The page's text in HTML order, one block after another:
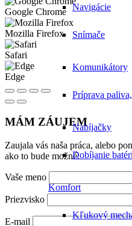
Navigácie
Komunikátory
Nabíjačky
Komfort
Snímače
Príprava
Dobíjanie
Kľukový
Google Chrome
Mozilla Firefox
Safari
Edge
MÁM ZÁUJEM
Zaujala vás naša práca, alebo
ako to bude možné.
Vaše meno
Priezvisko
E-mail